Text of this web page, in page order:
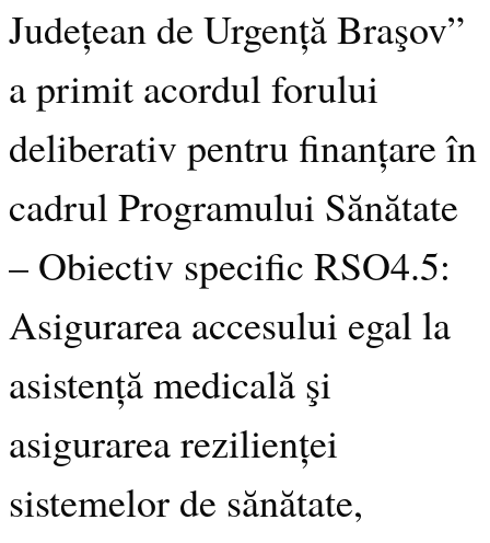
Județean de Urgență Braşov”
a primit acordul forului
deliberativ pentru finanțare în
cadrul Programului Sănătate
– Obiectiv specific RSO4.5:
Asigurarea accesului egal la
asistență medicală şi
asigurarea rezilienței
sistemelor de sănătate,